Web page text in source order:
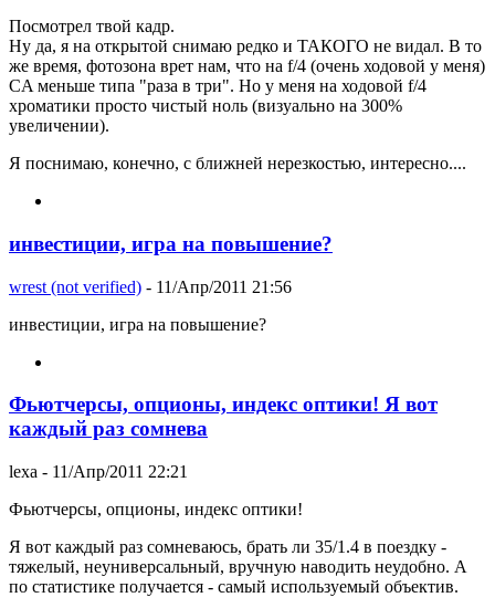
Посмотрел твой кадр.
Ну да, я на открытой снимаю редко и ТАКОГО не видал. В то
же время, фотозона врет нам, что на f/4 (очень ходовой у меня)
CA меньше типа "раза в три". Но у меня на ходовой f/4
хроматики просто чистый ноль (визуально на 300%
увеличении).
Я поснимаю, конечно, с ближней нерезкостью, интересно....
инвестиции, игра на повышение?
wrest (not verified) - 11/Апр/2011 21:56
инвестиции, игра на повышение?
Фьютчерсы, опционы, индекс оптики! Я вот
каждый раз сомнева
lexa - 11/Апр/2011 22:21
Фьютчерсы, опционы, индекс оптики!
Я вот каждый раз сомневаюсь, брать ли 35/1.4 в поездку -
тяжелый, неуниверсальный, вручную наводить неудобно. А
по статистике получается - самый используемый объектив.